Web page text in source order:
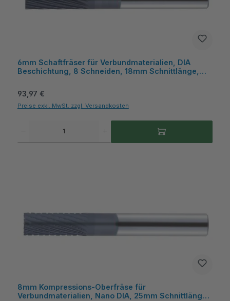
6mm Schaftfräser für Verbundmaterialien, DIA
Beschichtung, 8 Schneiden, 18mm Schnittlänge,
Regulärer Preis:
93,97 €
Preise exkl. MwSt. zzgl. Versandkosten
8mm Kompressions-Oberfräse für
Verbundmaterialien, Nano DIA, 25mm Schnittlänge,